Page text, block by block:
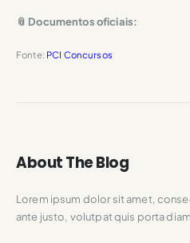
📎 Documentos oficiais:
Fonte: PCI Concursos
About The Blog
Lorem ipsum dolor sit amet,
ante justo, volutpat quis porta